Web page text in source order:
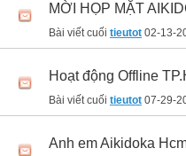
MỜI HỌP MẶT
Bài viết cuối tieutot 02-13-
Hoạt động Offline
Bài viết cuối tieutot 07-29-
Anh em Aikidoka